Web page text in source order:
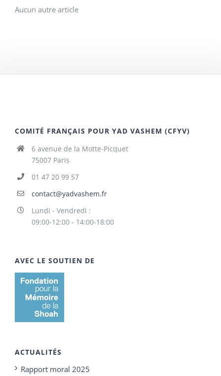
Aucun autre article
COMITÉ FRANÇAIS POUR YAD VASHEM (CFYV)
6 avenue de la Motte-Picquet
75007 Paris
01 47 20 99 57
contact@yadvashem.fr
Lundi - Vendredi :
09:00-12:00 - 14:00-18:00
AVEC LE SOUTIEN DE
ACTUALITÉS
Rapport moral 2025